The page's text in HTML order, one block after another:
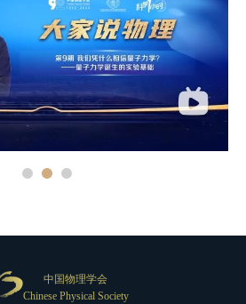
中国物理学会
Chinese Physical Society